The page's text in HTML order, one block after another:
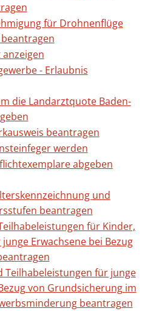
für Drohnenflüge
- Erlaubnis
die Landarztquote Baden-
beantragen
werden
abgeben
und
beantragen
für Kinder,
Erwachsene bei Bezug
Teilhabeleistungen für junge
von Grundsicherung im
beantragen